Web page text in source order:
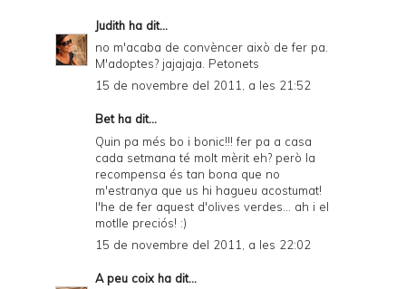
Judith ha dit...
no m'acaba de convèncer això de fer pa.
M'adoptes? jajajaja. Petonets
15 de novembre del 2011, a les 21:52
Betha dit...
Quin pa més bo i bonic!!! fer pa a casa
cada setmana té molt mèrit eh? però la
recompensa és tan bona que no
m'estranya que us hi hagueu acostumat!
l'he de fer aquest d'olives verdes... ah i el
motlle preciós! :)
15 de novembre del 2011, a les 22:02
A peu coixha dit...